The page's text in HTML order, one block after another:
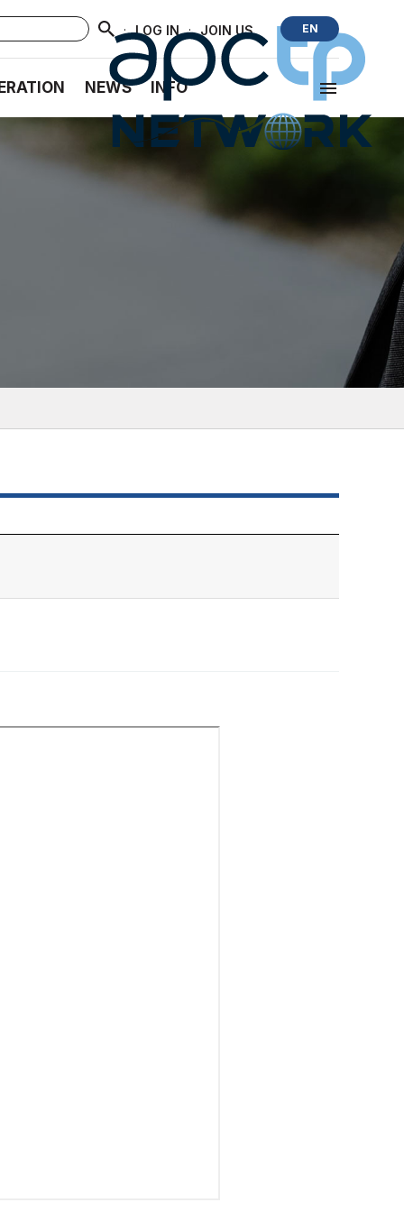
· LOG IN · JOIN US EN
NEWS INFO